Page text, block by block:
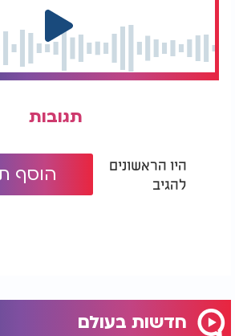
תגובות
היו הראשונים
להגיב
הוסף
חדשות בעולם